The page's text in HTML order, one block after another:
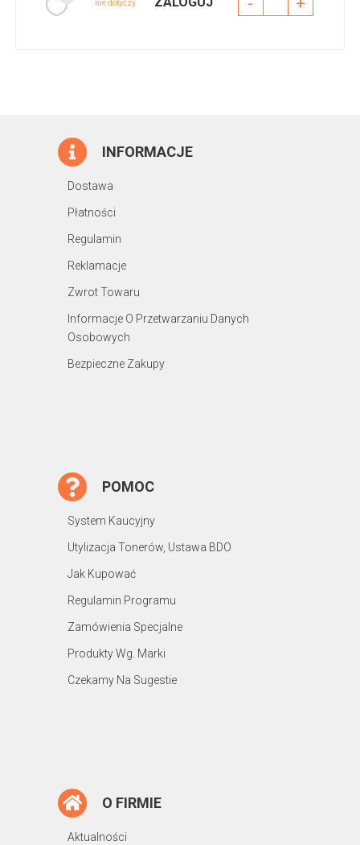
nie dotyczy
INFORMACJE
Dostawa
Płatności
Regulamin
Reklamacje
Zwrot Towaru
Informacje O Przetwarzaniu Danych
Osobowych
Bezpieczne Zakupy
POMOC
System Kaucyjny
Utylizacja Tonerów, Ustawa BDO
Jak Kupować
Regulamin Programu
Zamówienia Specjalne
Produkty Wg. Marki
Czekamy Na Sugestie
O FIRMIE
Aktualności